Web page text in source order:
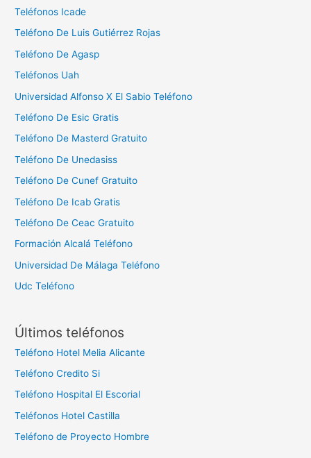
:
Teléfonos Icade
Teléfono De Luis Gutiérrez Rojas
Teléfono De Agasp
Teléfonos Uah
Universidad Alfonso X El Sabio Teléfono
Teléfono De Esic Gratis
Teléfono De Masterd Gratuito
Teléfono De Unedasiss
Teléfono De Cunef Gratuito
Teléfono De Icab Gratis
Teléfono De Ceac Gratuito
Formación Alcalá Teléfono
Universidad De Málaga Teléfono
Udc Teléfono
Últimos teléfonos
Teléfono Hotel Melia Alicante
Teléfono Credito Si
Teléfono Hospital El Escorial
Teléfonos Hotel Castilla
Teléfono de Proyecto Hombre